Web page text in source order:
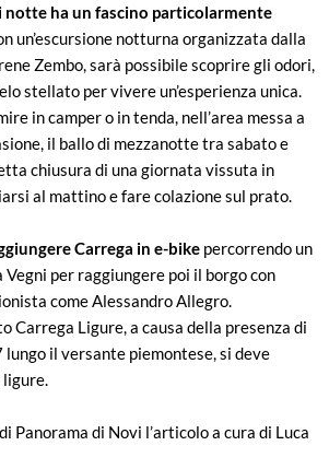
ha un fascino particolarmente
un’escursione notturna organizzata dalla
Zembo, sarà possibile scoprire gli odori,
stellato per vivere un’esperienza unica.
in camper o in tenda, nell’area messa a
il ballo di mezzanotte tra sabato e
chiusura di una giornata vissuta in
al mattino e fare colazione sul prato.
Carrega in e-bike percorrendo un
per raggiungere poi il borgo con
come Alessandro Allegro.
Carrega Ligure, a causa della presenza di
lungo il versante piemontese, si deve
Panorama di Novi l’articolo a cura di Luca